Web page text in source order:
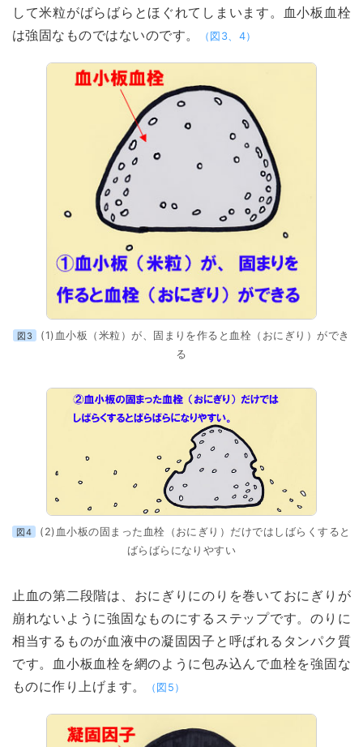
して米粒がばらばらとほぐれてしまいます。血小板血栓
は強固なものではないのです。
（図3、4）
図3
(1)血小板（米粒）が、固まりを作ると血栓（おにぎり）ができ
る
図4
(2)血小板の固まった血栓（おにぎり）だけではしばらくすると
ばらばらになりやすい
止血の第二段階は、おにぎりにのりを巻いておにぎりが
崩れないように強固なものにするステップです。のりに
相当するものが血液中の凝固因子と呼ばれるタンパク質
です。血小板血栓を網のように包み込んで血栓を強固な
ものに作り上げます。
（図5）